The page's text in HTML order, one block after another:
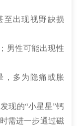
至出现视野缺损
男性可能出现性
，多为隐痛或胀
现的“小星星”钙
需进一步通过磁